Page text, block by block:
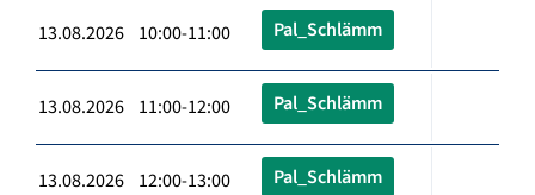
13.08.2026 10:00-11:00 Pal_Schlämm
13.08.2026 11:00-12:00 Pal_Schlämm
13.08.2026 12:00-13:00 Pal_Schlämm